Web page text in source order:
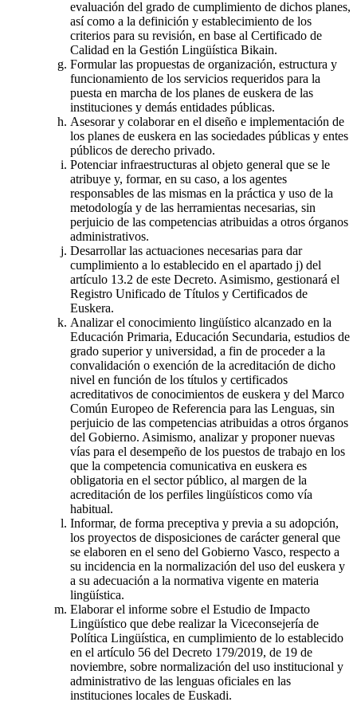
evaluación del grado de cumplimiento de dichos planes,
así como a la definición y establecimiento de los
criterios para su revisión, en base al Certificado de
Calidad en la Gestión Lingüística Bikain.
Formular las propuestas de organización, estructura y
funcionamiento de los servicios requeridos para la
puesta en marcha de los planes de euskera de las
instituciones y demás entidades públicas.
Asesorar y colaborar en el diseño e implementación de
los planes de euskera en las sociedades públicas y entes
públicos de derecho privado.
Potenciar infraestructuras al objeto general que se le
atribuye y, formar, en su caso, a los agentes
responsables de las mismas en la práctica y uso de la
metodología y de las herramientas necesarias, sin
perjuicio de las competencias atribuidas a otros órganos
administrativos.
Desarrollar las actuaciones necesarias para dar
cumplimiento a lo establecido en el apartado j) del
artículo 13.2 de este Decreto. Asimismo, gestionará el
Registro Unificado de Títulos y Certificados de
Euskera.
Analizar el conocimiento lingüístico alcanzado en la
Educación Primaria, Educación Secundaria, estudios de
grado superior y universidad, a fin de proceder a la
convalidación o exención de la acreditación de dicho
nivel en función de los títulos y certificados
acreditativos de conocimientos de euskera y del Marco
Común Europeo de Referencia para las Lenguas, sin
perjuicio de las competencias atribuidas a otros órganos
del Gobierno. Asimismo, analizar y proponer nuevas
vías para el desempeño de los puestos de trabajo en los
que la competencia comunicativa en euskera es
obligatoria en el sector público, al margen de la
acreditación de los perfiles lingüísticos como vía
habitual.
Informar, de forma preceptiva y previa a su adopción,
los proyectos de disposiciones de carácter general que
se elaboren en el seno del Gobierno Vasco, respecto a
su incidencia en la normalización del uso del euskera y
a su adecuación a la normativa vigente en materia
lingüística.
Elaborar el informe sobre el Estudio de Impacto
Lingüístico que debe realizar la Viceconsejería de
Política Lingüística, en cumplimiento de lo establecido
en el artículo 56 del Decreto 179/2019, de 19 de
noviembre, sobre normalización del uso institucional y
administrativo de las lenguas oficiales en las
instituciones locales de Euskadi.